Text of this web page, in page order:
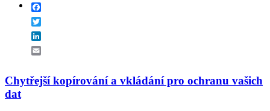
Chytřejší kopírování a vkládání pro ochranu vašich
dat